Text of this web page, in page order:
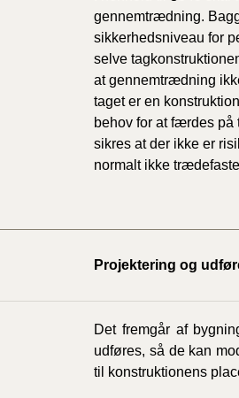
gennemtrædning.
sikkerhedsniveau for
selve
at gennemtrædning
taget er en
behov for at færdes på
sikres at der ikke er
normalt ikke
Projektering og
Det fremgår af
udføres, så de kan
til konstruktionens